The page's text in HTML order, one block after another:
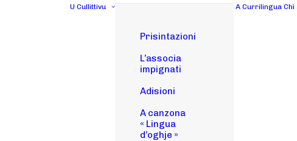
U Cullittivu
Prisintazioni
L’associa
impignati
Adisioni
A canzona
« Lingua
d’oghje »
A Currilingua Chì